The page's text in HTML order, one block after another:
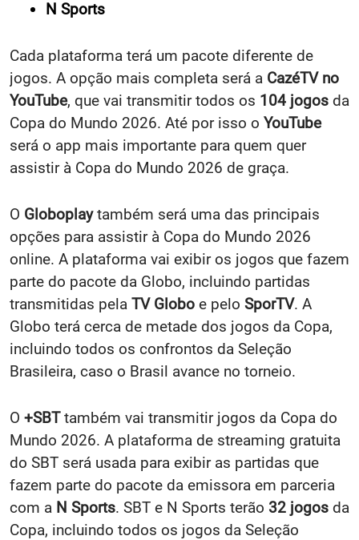
N Sports
Cada plataforma terá um pacote diferente de
jogos. A opção mais completa será a CazéTV no
YouTube, que vai transmitir todos os 104 jogos da
Copa do Mundo 2026. Até por isso o YouTube
será o app mais importante para quem quer
assistir à Copa do Mundo 2026 de graça.
O Globoplaytambém será uma das principais
opções para assistir à Copa do Mundo 2026
online. A plataforma vai exibir os jogos que fazem
parte do pacote da Globo, incluindo partidas
transmitidas pela TV Globo e pelo SporTV. A
Globo terá cerca de metade dos jogos da Copa,
incluindo todos os confrontos da Seleção
Brasileira, caso o Brasil avance no torneio.
O +SBTtambém vai transmitir jogos da Copa do
Mundo 2026. A plataforma de streaming gratuita
do SBT será usada para exibir as partidas que
fazem parte do pacote da emissora em parceria
com a N Sports. SBT e N Sports terão 32 jogos da
Copa, incluindo todos os jogos da Seleção